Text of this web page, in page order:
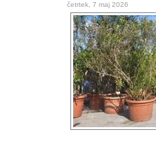
četrtek, 7 maj 2026